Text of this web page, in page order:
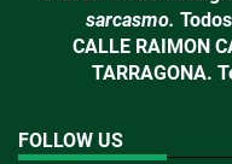
sarcasmo.
CALLE RAIMON
TARRAGONA.
FOLLOW US